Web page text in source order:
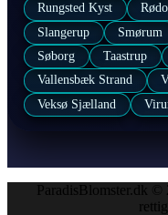
Rungsted Kyst
Slangerup
Smørum
Søborg
Taastrup
Vallensbæk Strand
Veksø Sjælland
ParadisBlomster.dk